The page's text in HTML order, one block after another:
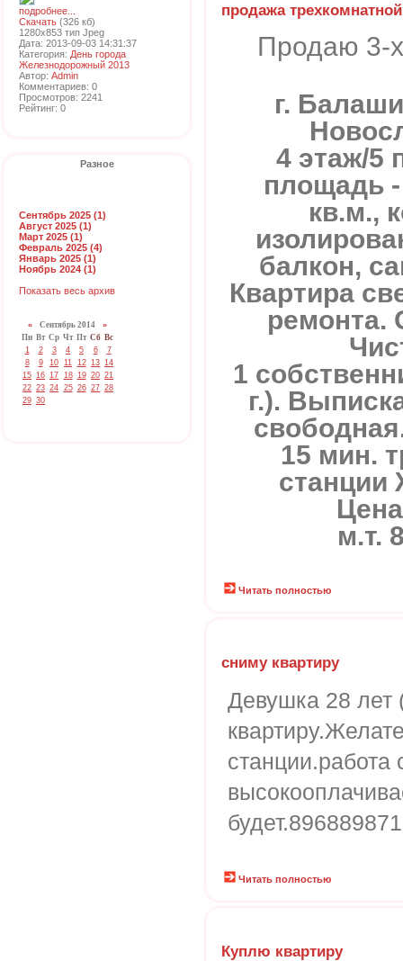
подробнее...
Скачать (326 кб)
1280x853 тип Jpeg
Дата: 2013-09-03 14:31:37
Категория: День города
Железнодорожный 2013
Автор: Admin
Комментариев: 0
Просмотров: 2241
Рейтинг: 0
Разное
Сентябрь 2025 (1)
Август 2025 (1)
Март 2025 (1)
Февраль 2025 (4)
Январь 2025 (1)
Ноябрь 2024 (1)
Показать весь архив
« Сентябрь 2014 »
Пн Вт Ср Чт Пт Сб Вс
1
2 3 4 5 6
7
8
9 10 11 12 13 14
15 16 17 18 19 20 21
22 23 24 25 26 27 28
29 30
продажа
Продаю 3-
г.
4 этаж/5
площадь
кв.м.,
балкон,
Квартира
ремонта.
1
г.).
15 мин.
станции
м.т.
Читать полностью
сниму квартиру
Девушка 28 лет
станции.работа
Читать полностью
Куплю квартиру